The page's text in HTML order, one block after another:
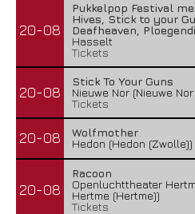
20-08
Pukkelpop Festival
Hives, Stick to your
Deafheaven,
Hasselt
Tickets
20-08
Stick To Your Guns
Nieuwe Nor (Nieuwe
Tickets
20-08
Wolfmother
Hedon (Hedon (Zwolle))
20-08
Racoon
Openluchttheater
Hertme (Hertme))
Tickets